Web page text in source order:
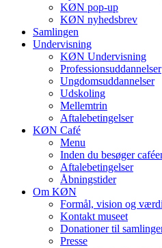
KØN pop-up
KØN nyhedsbrev
Samlingen
Undervisning
KØN Undervisning
Professionsuddannelser
Ungdomsuddannelser
Udskoling
Mellemtrin
Aftalebetingelser
KØN Café
Menu
Inden du besøger
Aftalebetingelser
Åbningstider
Om KØN
Formål, vision og
Kontakt museet
Donationer til
Presse